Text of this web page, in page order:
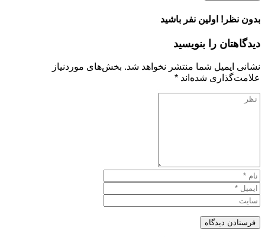
بدون نظر! اولین نفر باشید
دیدگاهتان را بنویسید
نشانی ایمیل شما منتشر نخواهد شد. بخش‌های موردنیاز
علامت‌گذاری شده‌اند *